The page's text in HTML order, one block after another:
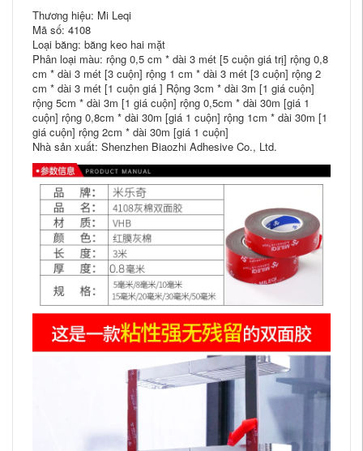
Thương hiệu: Mi Leqi
Mã số: 4108
Loại băng: băng keo hai mặt
Phân loại màu: rộng 0,5 cm * dài 3 mét [5 cuộn giá trị] rộng 0,8
cm * dài 3 mét [3 cuộn] rộng 1 cm * dài 3 mét [3 cuộn] rộng 2
cm * dài 3 mét [1 cuộn giá ] Rộng 3cm * dài 3m [1 giá cuộn]
rộng 5cm * dài 3m [1 giá cuộn] rộng 0,5cm * dài 30m [giá 1
cuộn] rộng 0,8cm * dài 30m [giá 1 cuộn] rộng 1cm * dài 30m [1
giá cuộn] rộng 2cm * dài 30m [giá 1 cuộn]
Nhà sản xuất: Shenzhen Biaozhi Adhesive Co., Ltd.